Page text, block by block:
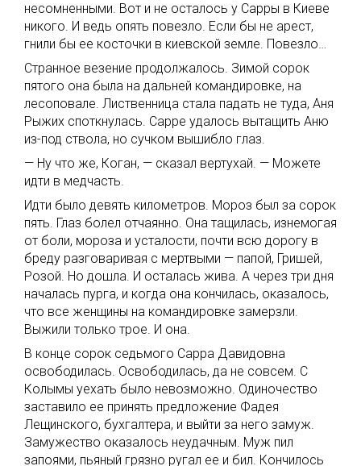
несомненными. Вот и не осталось у Сарры в Киеве
никого. И ведь опять повезло. Если бы не арест,
гнили бы ее косточки в киевской земле. Повезло…
Странное везение продолжалось. Зимой сорок
пятого она была на дальней командировке, на
лесоповале. Лиственница стала падать не туда, Аня
Рыжих споткнулась. Сарре удалось вытащить Аню
из-под ствола, но сучком вышибло глаз.
— Ну что же, Коган, — сказал вертухай. — Можете
идти в медчасть.
Идти было девять километров. Мороз был за сорок
пять. Глаз болел отчаянно. Она тащилась, изнемогая
от боли, мороза и усталости, почти всю дорогу в
бреду разговаривая с мертвыми — папой, Гришей,
Розой. Но дошла. И осталась жива. А через три дня
началась пурга, и когда она кончилась, оказалось,
что все женщины на командировке замерзли.
Выжили только трое. И она.
В конце сорок седьмого Сарра Давидовна
освободилась. Освободилась, да не совсем. С
Колымы уехать было невозможно. Одиночество
заставило ее принять предложение Фадея
Лещинского, бухгалтера, и выйти за него замуж.
Замужество оказалось неудачным. Муж пил
запоями, пьяный грязно ругал ее и бил. Кончилось